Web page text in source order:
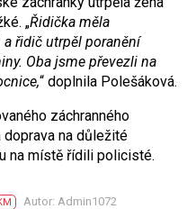
„Řidička měla
řidič utrpěl poranění
Oba jsme převezli na
“ doplnila Polešáková.
záchranného
na důležité
na místě řídili policisté.
Autor: Admin1072